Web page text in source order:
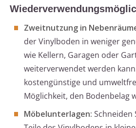
Zweitnutzung in
der Vinylboden in weniger
wie Kellern, Garagen oder
weiterverwendet werden
kostengünstige und
Möglichkeit, den Bodenbelag
Möbelunterlagen: Schneiden